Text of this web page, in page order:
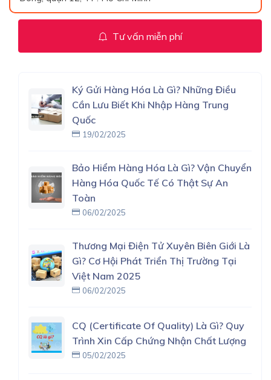
Tư vấn miễn phí
Ký Gửi Hàng Hóa Là Gì? Những Điều
Cần Lưu Biết Khi Nhập Hàng Trung
Quốc
19/02/2025
Bảo Hiểm Hàng Hóa Là Gì? Vận Chuyển
Hàng Hóa Quốc Tế Có Thật Sự An
Toàn
06/02/2025
Thương Mại Điện Tử Xuyên Biên Giới Là
Gì? Cơ Hội Phát Triển Thị Trường Tại
Việt Nam 2025
06/02/2025
CQ (Certificate Of Quality) Là Gì? Quy
Trình Xin Cấp Chứng Nhận Chất Lượng
05/02/2025